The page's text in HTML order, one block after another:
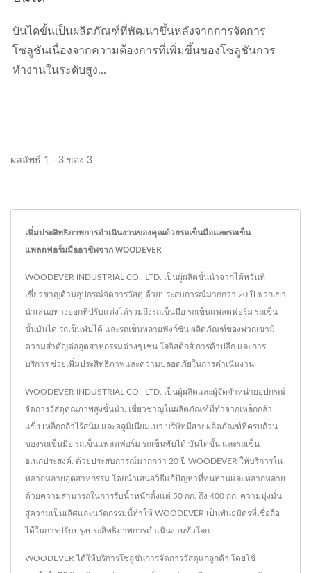
บันไดขั้นเป็นผลิตภัณฑ์ที่พัฒนาขึ้นหลังจากการจัดการ
โซลูชันเนื่องจากความต้องการที่เพิ่มขึ้นของโซลูชันการ
ทำงานในระดับสูง...
ผลลัพธ์ 1 - 3 ของ 3
เพิ่มประสิทธิภาพการดำเนินงานของคุณด้วยรถเข็นมือและรถเข็น
แพลตฟอร์มมืออาชีพจาก WOODEVER
WOODEVER INDUSTRIAL CO., LTD. เป็นผู้ผลิตชั้นนำจากไต้หวันที่
เชี่ยวชาญด้านอุปกรณ์จัดการวัสดุ ด้วยประสบการณ์มากกว่า 20 ปี พวกเขา
นำเสนอทางออกที่ปรับแต่งได้รวมถึงรถเข็นมือ รถเข็นแพลตฟอร์ม รถเข็น
ขั้นบันได รถเข็นพับได้ และรถเข็นหลายฟังก์ชัน ผลิตภัณฑ์ของพวกเขามี
ความสำคัญต่ออุตสาหกรรมต่างๆ เช่น โลจิสติกส์ การค้าปลีก และการ
บริการ ช่วยเพิ่มประสิทธิภาพและความปลอดภัยในการดำเนินงาน.
WOODEVER INDUSTRIAL CO., LTD. เป็นผู้ผลิตและผู้จัดจำหน่ายอุปกรณ์
จัดการวัสดุคุณภาพสูงชั้นนำ. เชี่ยวชาญในผลิตภัณฑ์ที่ทำจากเหล็กกล้า
แข็ง เหล็กกล้าไร้สนิม และอลูมิเนียมเบา บริษัทมีสายผลิตภัณฑ์ที่ครบถ้วน
ของรถเข็นมือ รถเข็นแพลตฟอร์ม รถเข็นพับได้ บันไดขั้น และรถเข็น
อเนกประสงค์. ด้วยประสบการณ์มากกว่า 20 ปี WOODEVER ให้บริการใน
หลากหลายอุตสาหกรรม โดยนำเสนอวิธีแก้ปัญหาที่ทนทานและหลากหลาย
ด้วยความสามารถในการรับน้ำหนักตั้งแต่ 50 กก. ถึง 400 กก. ความมุ่งมั่น
สู่ความเป็นเลิศและนวัตกรรมนี้ทำให้ WOODEVER เป็นพันธมิตรที่เชื่อถือ
ได้ในการปรับปรุงประสิทธิภาพการดำเนินงานทั่วโลก.
WOODEVER ได้ให้บริการโซลูชันการจัดการวัสดุแก่ลูกค้า โดยใช้